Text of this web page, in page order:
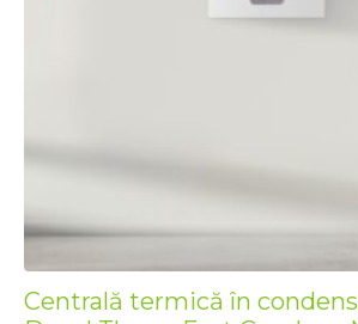
Centrală termică în